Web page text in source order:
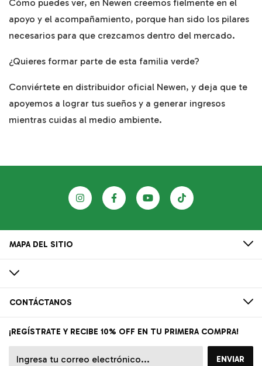
Cómo puedes ver, en Newen creemos fielmente en el
apoyo y el acompañamiento, porque han sido los pilares
necesarios para que crezcamos dentro del mercado.
¿Quieres formar parte de esta familia verde?
Conviértete en distribuidor oficial Newen, y deja que te
apoyemos a lograr tus sueños y a generar ingresos
mientras cuidas al medio ambiente.
MAPA DEL SITIO
CONTÁCTANOS
¡REGÍSTRATE Y RECIBE 10% OFF EN TU PRIMERA COMPRA!